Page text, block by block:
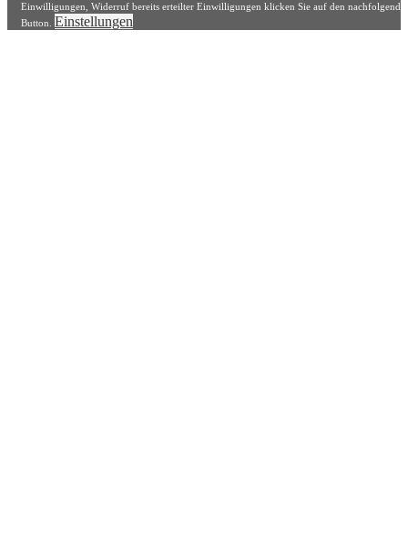
Einwilligungen, Widerruf bereits erteilter Einwilligungen klicken Sie auf den
Button. Einstellungen